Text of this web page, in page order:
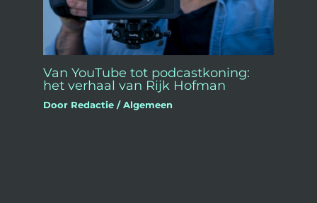
Van YouTube tot podcastkoning:
het verhaal van Rijk Hofman
Door Redactie/Algemeen